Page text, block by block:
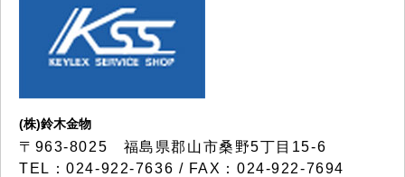
(株)鈴木金物
〒963-8025 福島県郡山市桑野5丁目15-6
TEL：024-922-7636 / FAX：024-922-7694